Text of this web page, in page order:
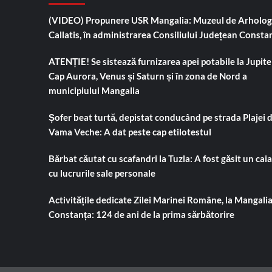
(VIDEO) Propunere USR Mangalia: Muzeul de
Callatis, în administrarea Consiliului Județean
ATENȚIE! Se sistează furnizarea apei potabile la
Cap Aurora, Venus și Saturn și în zona de Nord a
municipiului Mangalia
Șofer beat turtă, depistat conducând pe strada Plajei
Vama Veche: A dat peste cap etilotestul
Bărbat căutat cu scafandri la Tuzla: A fost găsit un
cu lucrurile sale personale
Activitățile dedicate Zilei Marinei Române, la
Constanța: 124 de ani de la prima sărbătorire